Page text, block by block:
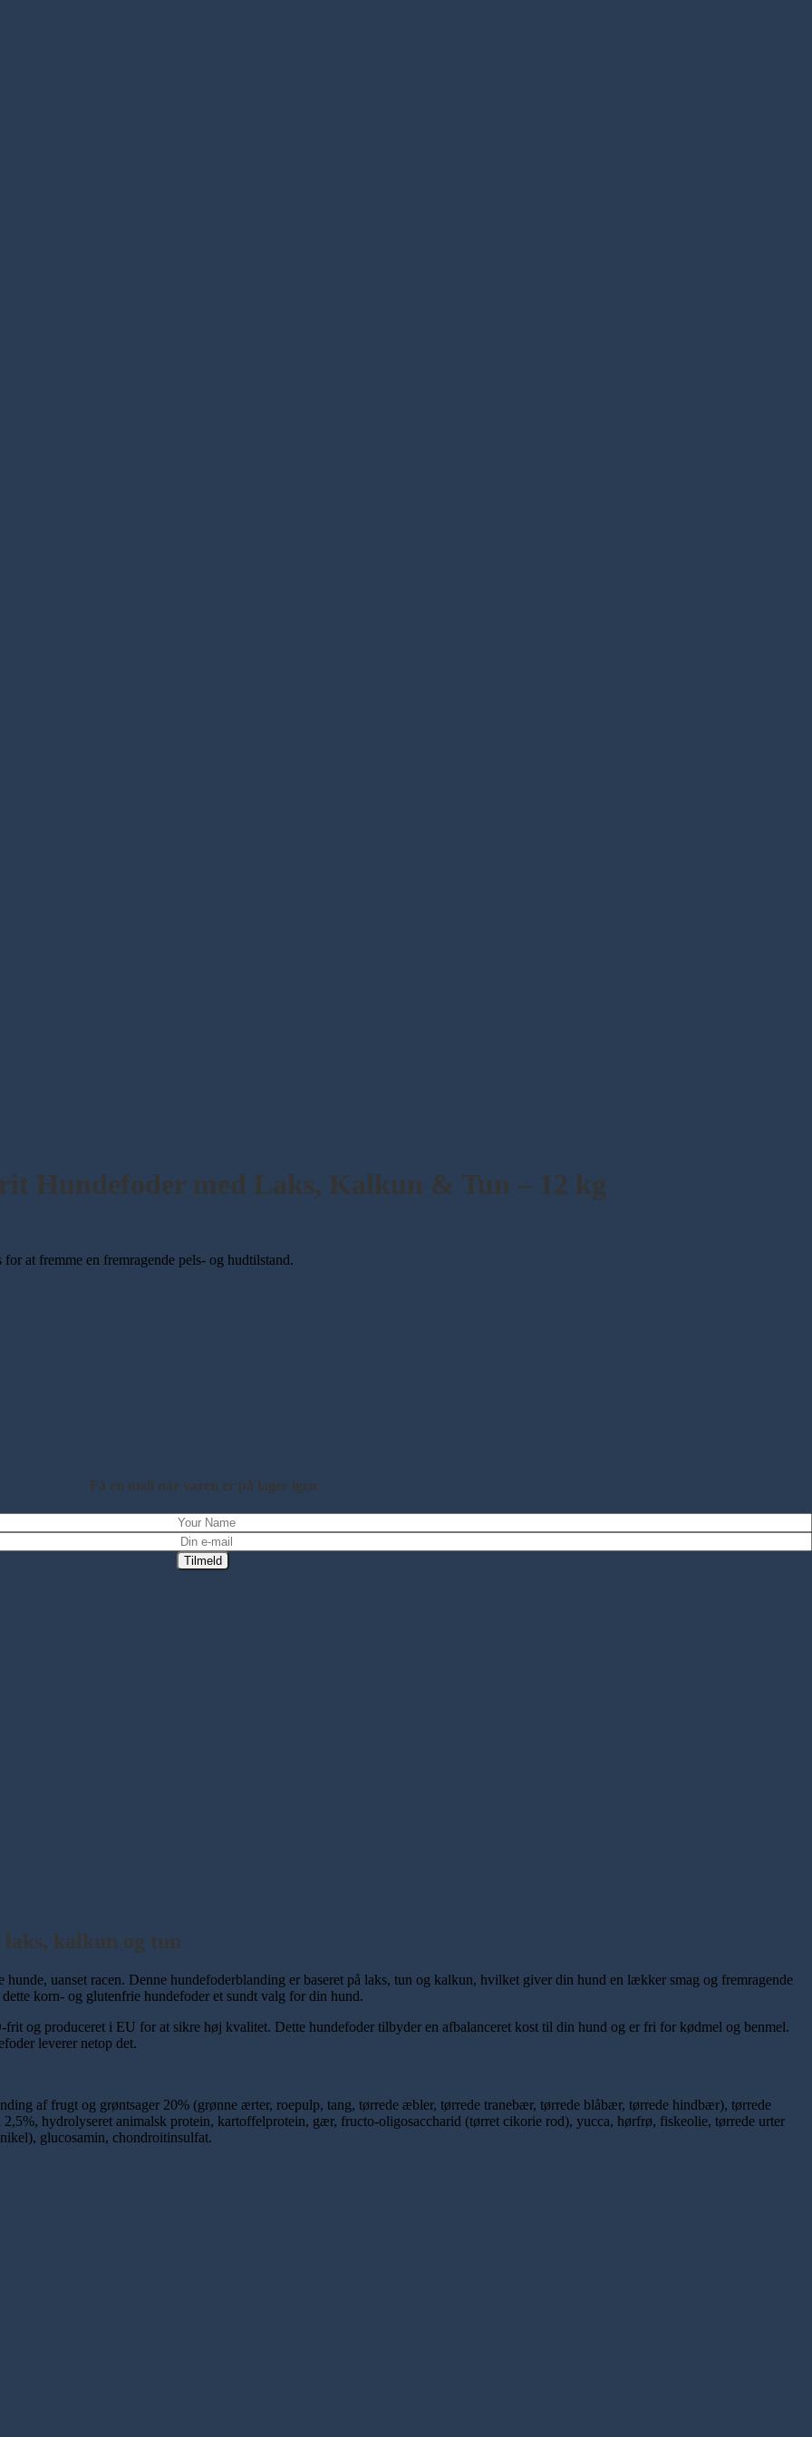
Hundefoder med Laks, Kalkun & Tun – 12 kg
at fremme en fremragende pels- og hudtilstand.
Få en mail når varen er på lager igen
kalkun og tun
uanset racen. Denne hundefoderblanding er baseret på laks, tun og kalkun, hvilket giver din hund en lækker smag og fremragende
korn- og glutenfrie hundefoder et sundt valg for din hund.
og produceret i EU for at sikre høj kvalitet. Dette hundefoder tilbyder en afbalanceret kost til din hund og er fri for kødmel og benmel.
leverer netop det.
af frugt og grøntsager 20% (grønne ærter, roepulp, tang, tørrede æbler, tørrede tranebær, tørrede blåbær, tørrede hindbær), tørrede
hydrolyseret animalsk protein, kartoffelprotein, gær, fructo-oligosaccharid (tørret cikorie rod), yucca, hørfrø, fiskeolie, tørrede urter
glucosamin, chondroitinsulfat.